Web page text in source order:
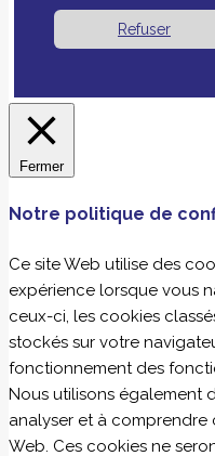
Refuser
Fermer
Notre politique de
Ce site Web utilise des
expérience lorsque vous
ceux-ci, les cookies
stockés sur votre
fonctionnement des
Nous utilisons également
analyser et à comprendre
Web. Ces cookies ne